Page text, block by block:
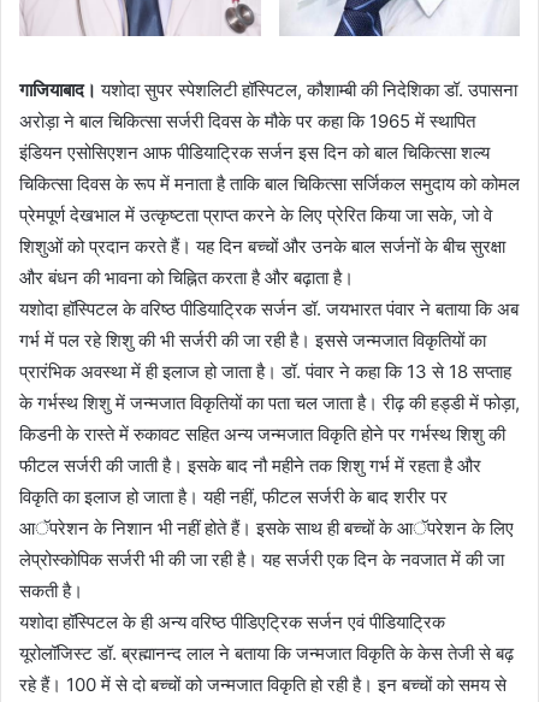
गाजियाबाद। यशोदा सुपर स्पेशलिटी हॉस्पिटल, कौशाम्बी की निदेशिका डॉ. उपासना
अरोड़ा ने बाल चिकित्सा सर्जरी दिवस के मौके पर कहा कि 1965 में स्थापित
इंडियन एसोसिएशन आफ पीडियाट्रिक सर्जन इस दिन को बाल चिकित्सा शल्य
चिकित्सा दिवस के रूप में मनाता है ताकि बाल चिकित्सा सर्जिकल समुदाय को कोमल
प्रेमपूर्ण देखभाल में उत्कृष्टता प्राप्त करने के लिए प्रेरित किया जा सके, जो वे
शिशुओं को प्रदान करते हैं। यह दिन बच्चों और उनके बाल सर्जनों के बीच सुरक्षा
और बंधन की भावना को चिह्नित करता है और बढ़ाता है।
यशोदा हॉस्पिटल के वरिष्ठ पीडियाट्रिक सर्जन डॉ. जयभारत पंवार ने बताया कि अब
गर्भ में पल रहे शिशु की भी सर्जरी की जा रही है। इससे जन्मजात विकृतियों का
प्रारंभिक अवस्था में ही इलाज हो जाता है। डॉ. पंवार ने कहा कि 13 से 18 सप्ताह
के गर्भस्थ शिशु में जन्मजात विकृतियों का पता चल जाता है। रीढ़ की हड्डी में फोड़ा,
किडनी के रास्ते में रुकावट सहित अन्य जन्मजात विकृति होने पर गर्भस्थ शिशु की
फीटल सर्जरी की जाती है। इसके बाद नौ महीने तक शिशु गर्भ में रहता है और
विकृति का इलाज हो जाता है। यही नहीं, फीटल सर्जरी के बाद शरीर पर
आॅपरेशन के निशान भी नहीं होते हैं। इसके साथ ही बच्चों के आॅपरेशन के लिए
लेप्रोस्कोपिक सर्जरी भी की जा रही है। यह सर्जरी एक दिन के नवजात में की जा
सकती है।
यशोदा हॉस्पिटल के ही अन्य वरिष्ठ पीडिएट्रिक सर्जन एवं पीडियाट्रिक
यूरोलॉजिस्ट डॉ. ब्रह्मानन्द लाल ने बताया कि जन्मजात विकृति के केस तेजी से बढ़
रहे हैं। 100 में से दो बच्चों को जन्मजात विकृति हो रही है। इन बच्चों को समय से